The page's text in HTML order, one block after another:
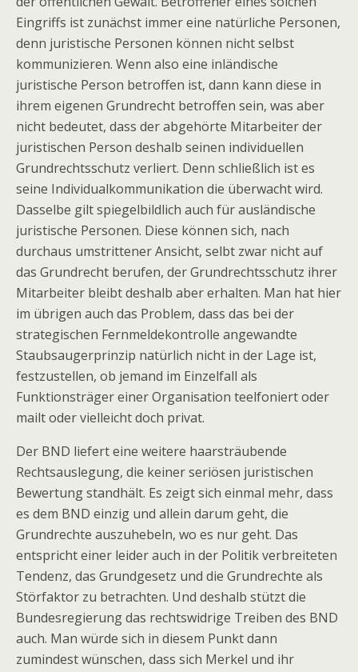
Eingriffs ist zunächst immer eine natürliche Personen,
denn juristische Personen können nicht selbst
kommunizieren. Wenn also eine inländische
juristische Person betroffen ist, dann kann diese in
ihrem eigenen Grundrecht betroffen sein, was aber
nicht bedeutet, dass der abgehörte Mitarbeiter der
juristischen Person deshalb seinen individuellen
Grundrechtsschutz verliert. Denn schließlich ist es
seine Individualkommunikation die überwacht wird.
Dasselbe gilt spiegelbildlich auch für ausländische
juristische Personen. Diese können sich, nach
durchaus umstrittener Ansicht, selbt zwar nicht auf
das Grundrecht berufen, der Grundrechtsschutz ihrer
Mitarbeiter bleibt deshalb aber erhalten. Man hat hier
im übrigen auch das Problem, dass das bei der
strategischen Fernmeldekontrolle angewandte
Staubsaugerprinzip natürlich nicht in der Lage ist,
festzustellen, ob jemand im Einzelfall als
Funktionsträger einer Organisation teelfoniert oder
mailt oder vielleicht doch privat.
Der BND liefert eine weitere haarsträubende
Rechtsauslegung, die keiner seriösen juristischen
Bewertung standhält. Es zeigt sich einmal mehr, dass
es dem BND einzig und allein darum geht, die
Grundrechte auszuhebeln, wo es nur geht. Das
entspricht einer leider auch in der Politik verbreiteten
Tendenz, das Grundgesetz und die Grundrechte als
Störfaktor zu betrachten. Und deshalb stützt die
Bundesregierung das rechtswidrige Treiben des BND
auch. Man würde sich in diesem Punkt dann
zumindest wünschen, dass sich Merkel und ihr